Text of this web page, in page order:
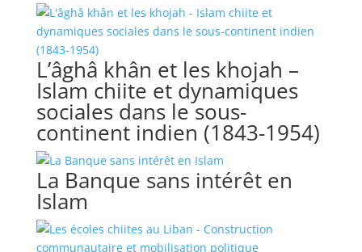
L’âghâ khân et les khojah –
Islam chiite et dynamiques
sociales dans le sous-
continent indien (1843-1954)
La Banque sans intérêt en
Islam